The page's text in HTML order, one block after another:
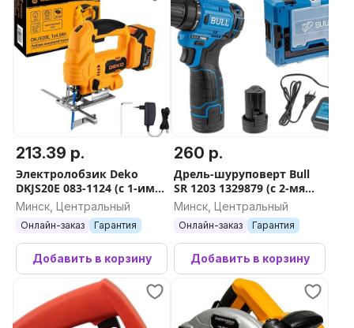
213.39 р.
Электролобзик Deko
DKJS20E 083-1124 (с 1-им
АКБ)
Минск, Центральный
Онлайн-заказ Гарантия
Добавить в корзину
260 р.
Дрель-шуруповерт Bull
SR 1203 1329879 (с 2-мя
АКБ, кейс)
Минск, Центральный
Онлайн-заказ Гарантия
Добавить в корзину